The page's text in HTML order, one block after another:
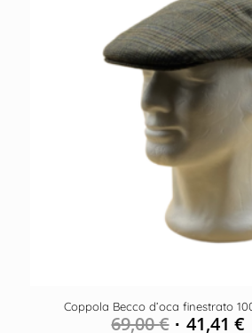
Coppola Becco d’oca finestrato
69,00€ 41,41€